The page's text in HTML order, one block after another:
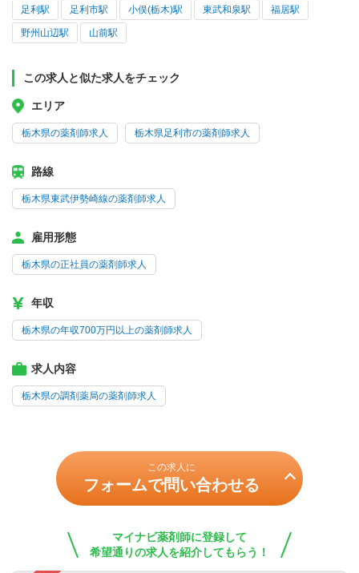
足利駅 足利市駅 小俣(栃木)駅 東武和泉駅 福居駅
野州山辺駅 山前駅
この求人と似た求人をチェック
エリア
栃木県の薬剤師求人 栃木県足利市の薬剤師求人
路線
栃木県東武伊勢崎線の薬剤師求人
雇用形態
栃木県の正社員の薬剤師求人
年収
栃木県の年収700万円以上の薬剤師求人
求人内容
栃木県の調剤薬局の薬剤師求人
この求人に
フォームで問い合わせる
マイナビ薬剤師に登録して
希望通りの求人を紹介してもらう！